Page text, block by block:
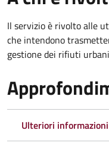
Il servizio è rivolto alle
che intendono
gestione dei rifiuti
Ulteriori informazioni